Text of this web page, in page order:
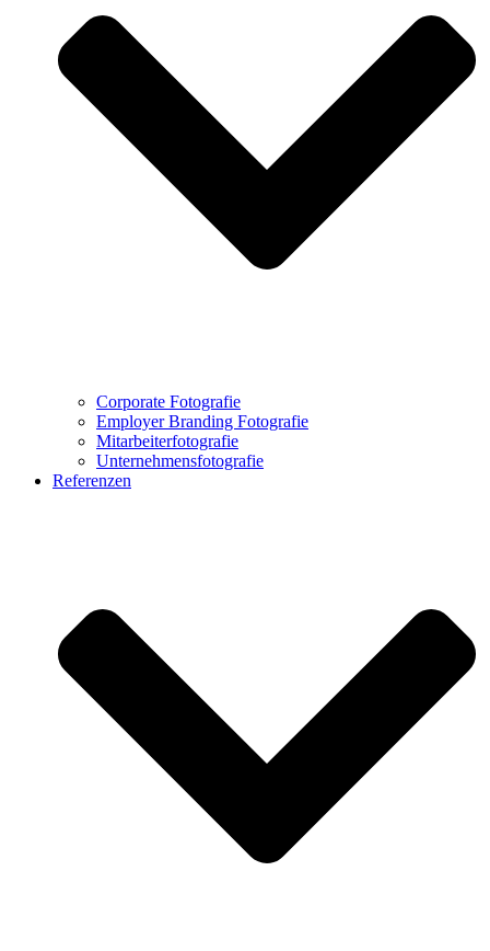
Corporate Fotografie
Employer Branding Fotografie
Mitarbeiterfotografie
Unternehmensfotografie
Referenzen